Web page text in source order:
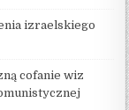
izraelskiego
cofanie wiz